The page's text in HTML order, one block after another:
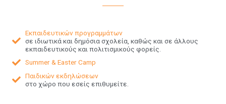
Εκπαιδευτικών προγραμμάτων
σε ιδιωτικά και δημόσια σχολεία, καθώς και σε άλλους
εκπαιδευτικούς και πολιτισμικούς φορείς.
Summer & Easter Camp
Παιδικών εκδηλώσεων
στο χώρο που εσείς επιθυμείτε.